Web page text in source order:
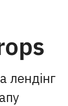
лендінг